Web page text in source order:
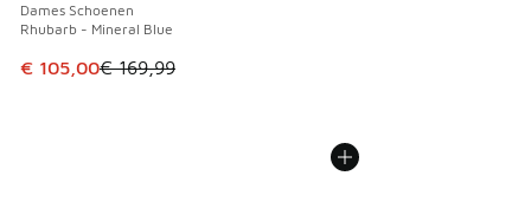
Dames Schoenen
Rhubarb - Mineral Blue
Dit artikel is in de uitverkoop. Dit artikel is in de
€ 105,00€ 169,99